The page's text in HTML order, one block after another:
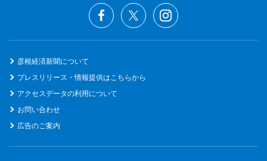
彦根経済新聞について
プレスリリース・情報提供はこちらから
アクセスデータの利用について
お問い合わせ
広告のご案内